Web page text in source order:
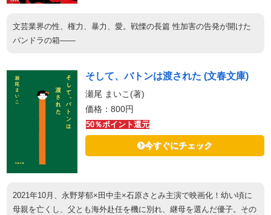
文芸業界の性、権力、暴力、愛。戦慄の長篇 性加害の告発が開けた
パンドラの箱――
そして、バトンは渡された (文春文庫)
瀬尾 まいこ(著)
価格：800円
50％ポイント還元
今すぐにチェック
2021年10月、永野芽郁×田中圭×石原さとみ主演で映画化！幼い頃に
母親を亡くし、父とも海外赴任を機に別れ、継母を選んだ優子。その